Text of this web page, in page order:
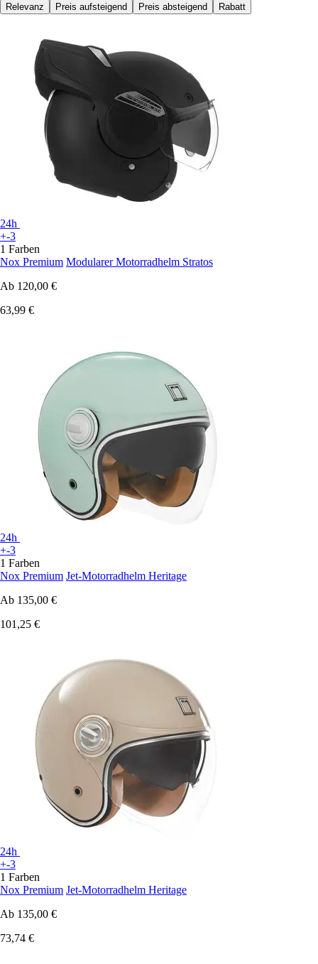
Relevanz
Preis aufsteigend Preis absteigend Rabatt
24h
+-3
1 Farben
Nox Premium Modularer Motorradhelm Stratos
Ab 120,00 €
63,99 €
24h
+-3
1 Farben
Nox Premium Jet-Motorradhelm Heritage
Ab 135,00 €
101,25 €
24h
+-3
1 Farben
Nox Premium Jet-Motorradhelm Heritage
Ab 135,00 €
73,74 €